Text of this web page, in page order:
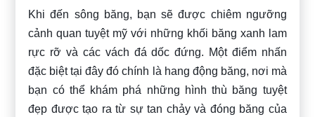
Khi đến sông băng, bạn sẽ được chiêm ngưỡng
cảnh quan tuyệt mỹ với những khối băng xanh lam
rực rỡ và các vách đá dốc đứng. Một điểm nhấn
đặc biệt tại đây đó chính là hang động băng, nơi mà
bạn có thể khám phá những hình thù băng tuyệt
đẹp được tạo ra từ sự tan chảy và đóng băng của